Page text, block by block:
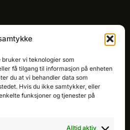
vi teknologier som
få tilgang til informasjon på enheten
du at vi behandler data som
Hvis du ikke samtykker, eller
funksjoner og tjenester på
Alltid aktiv